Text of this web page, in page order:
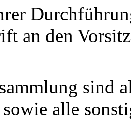
an den
sind
alle